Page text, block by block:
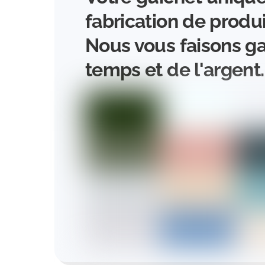
fabrication de
Nous vous faisons
temps et de l'argent.